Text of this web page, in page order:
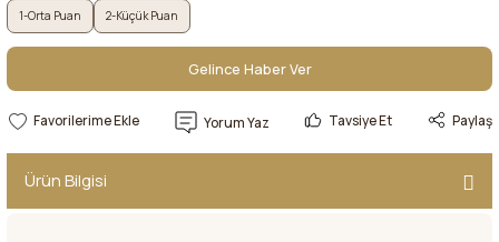
1-Orta Puan 2-Küçük Puan
Gelince Haber Ver
Gelince Haber Ver
Yorum Yaz Tavsiye Et Paylaş
Ürün Bilgisi